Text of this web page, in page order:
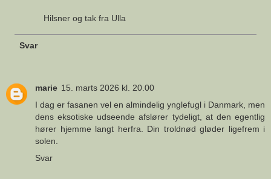
Hilsner og tak fra Ulla
Svar
marie 15. marts 2026 kl. 20.00
I dag er fasanen vel en almindelig ynglefugl i Danmark, men
dens eksotiske udseende afslører tydeligt, at den egentlig
hører hjemme langt herfra. Din troldnød gløder ligefrem i
solen.
Svar